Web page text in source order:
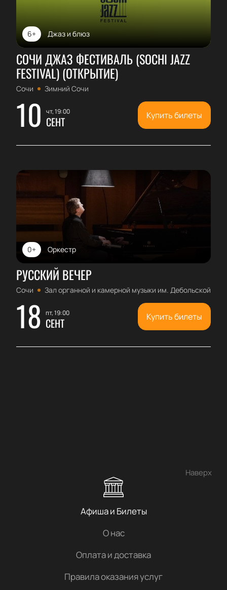
Джаз и блюз
6+
СОЧИ ДЖАЗ ФЕСТИВАЛЬ (SOCHI JAZZ
FESTIVAL) (ОТКРЫТИЕ)
Сочи Зимний Сочи
10 чт, 19:00
СЕНТ Купить билеты
Оркестр
0+
РУССКИЙ ВЕЧЕР
Сочи Зал органной и камерной музыки им. Дебольской
18 пт, 19:00
СЕНТ Купить билеты
Наверх
Афиша и Билеты
О нас
Оплата и доставка
Правила оказания услуг